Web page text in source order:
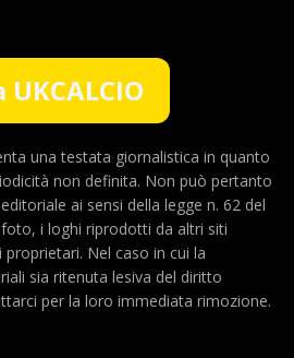
una testata giornalistica in quanto
non definita. Non può pertanto
ai sensi della legge n. 62 del
i loghi riprodotti da altri siti
Nel caso in cui la
sia ritenuta lesiva del diritto
per la loro immediata rimozione.